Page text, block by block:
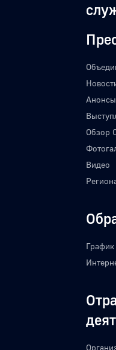
Анонсы
Обзор
Видео